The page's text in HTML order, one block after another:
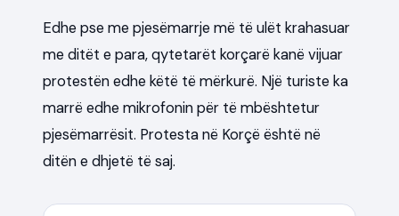
Edhe pse me pjesëmarrje më të ulët krahasuar
me ditët e para, qytetarët korçarë kanë vijuar
protestën edhe këtë të mërkurë. Një turiste ka
marrë edhe mikrofonin për të mbështetur
pjesëmarrësit. Protesta në Korçë është në
ditën e dhjetë të saj.